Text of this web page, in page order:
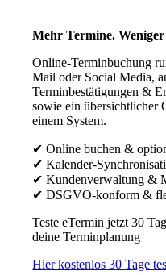
Mehr Termine.
Online-Terminbuchung
Mail oder Social Media,
Terminbestätigungen &
sowie ein übersichtlicher
einem System.
✔ Online buchen &
✔ Kalender-
✔ Kundenverwaltung &
✔ DSGVO-konform &
Teste eTermin jetzt 30
deine Terminplanung
Hier kostenlos 30 Tage